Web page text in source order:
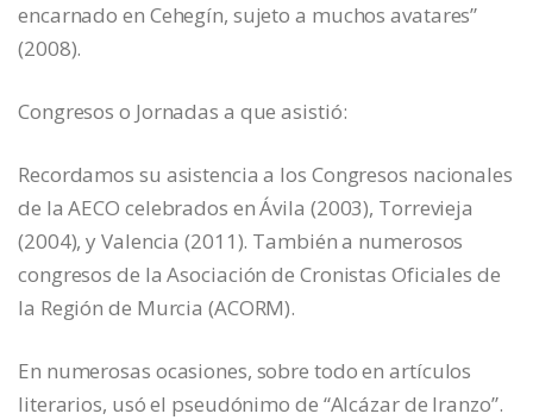
encarnado en Cehegín, sujeto a muchos avatares”
(2008).
Congresos o Jornadas a que asistió:
Recordamos su asistencia a los Congresos nacionales
de la AECO celebrados en Ávila (2003), Torrevieja
(2004), y Valencia (2011). También a numerosos
congresos de la Asociación de Cronistas Oficiales de
la Región de Murcia (ACORM).
En numerosas ocasiones, sobre todo en artículos
literarios, usó el pseudónimo de “Alcázar de Iranzo”.